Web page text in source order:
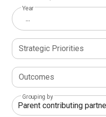
Year
...
Strategic Priorities
Outcomes
Grouping by